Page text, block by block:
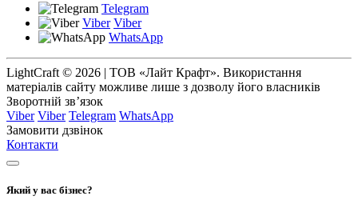
Telegram
Viber Viber
WhatsApp
LightCraft © 2026 | ТОВ «Лайт Крафт». Використання
матеріалів сайту можливе лише з дозволу його власників
Зворотній зв’язок
Viber Viber Telegram WhatsApp
Замовити дзвінок
Контакти
Який у вас бізнес?